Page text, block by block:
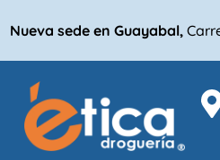
Nueva sede en Guayabal,